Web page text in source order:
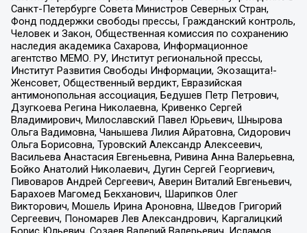
Санкт-Петербурге Совета Министров Северных Стран,
Фонд поддержки свободы прессы, Гражданский контроль,
Человек и Закон, Общественная комиссия по сохранению
наследия академика Сахарова, Информационное
агентство МЕМО. РУ, Институт региональной прессы,
Институт Развития Свободы Информации, Экозащита!-
Женсовет, Общественный вердикт, Евразийская
антимонопольная ассоциация, Бедушев Петр Петрович,
Дзугкоева Регина Николаевна, Кривенко Сергей
Владимирович, Милославский Павел Юрьевич, Шнырова
Ольга Вадимовна, Чанышева Лилия Айратовна, Сидорович
Ольга Борисовна, Туровский Александр Алексеевич,
Васильева Анастасия Евгеньевна, Ривина Анна Валерьевна,
Бойко Анатолий Николаевич, Дугин Сергей Георгиевич,
Пивоваров Андрей Сергеевич, Аверин Виталий Евгеньевич,
Барахоев Магомед Бекханович, Шарипков Олег
Викторович, Мошель Ирина Ароновна, Шведов Григорий
Сергеевич, Пономарев Лев Александрович, Каргалицкий